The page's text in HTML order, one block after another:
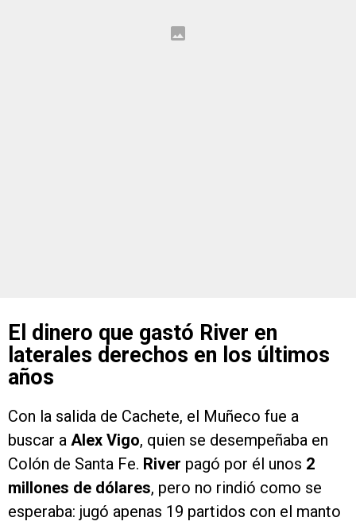
El dinero que gastó River en
laterales derechos en los últimos
años
Con la salida de Cachete, el Muñeco fue a
buscar a Alex Vigo, quien se desempeñaba en
Colón de Santa Fe. River pagó por él unos 2
millones de dólares, pero no rindió como se
esperaba: jugó apenas 19 partidos con el manto